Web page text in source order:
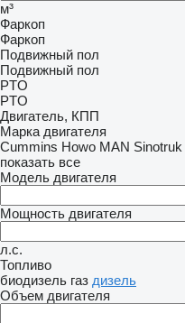
м³
Фаркоп
Фаркоп
Подвижный пол
Подвижный пол
PTO
PTO
Двигатель, КПП
Марка двигателя
Cummins Howo MAN Sinotruk
показать все
Модель двигателя
Мощность двигателя
л.с.
Топливо
биодизель газ дизель
Объем двигателя